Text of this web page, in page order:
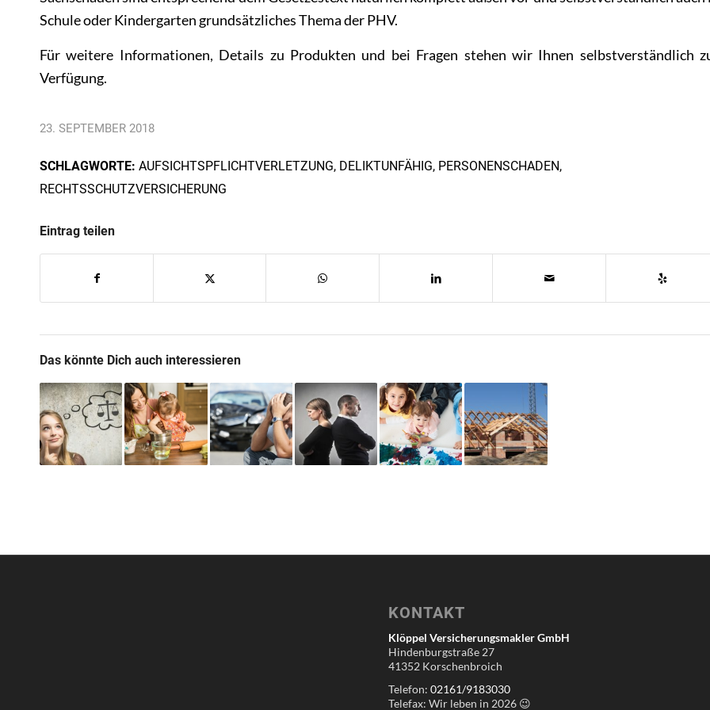
Schule oder Kindergarten grundsätzliches Thema der PHV.
Für weitere Informationen, Details zu Produkten und bei Fragen stehen wir Ihnen selbstverständlich
Verfügung.
23. SEPTEMBER 2018
SCHLAGWORTE: AUFSICHTSPFLICHTVERLETZUNG, DELIKTUNFÄHIG, PERSONENSCHADEN,
RECHTSSCHUTZVERSICHERUNG
Eintrag teilen
Das könnte Dich auch interessieren
KONTAKT
Klöppel Versicherungsmakler GmbH
Hindenburgstraße 27
41352 Korschenbroich
Telefon: 02161/9183030
Telefax: Wir leben in 2026 😉